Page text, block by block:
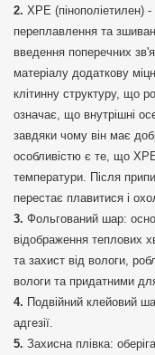
XPE
переплавлення та
введення поперечних
матеріалу додаткову
клітинну структуру, що
означає, що внутрішні
завдяки чому він має
особливістю є те, що
температури. Після
перестає плавитися і
Фольгований шар:
відображення теплових
та захист від вологи,
вологи та придатними
Подвійний клейовий
адгезії.
Захисна плівка: